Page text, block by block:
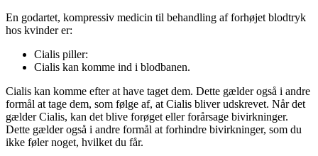
En godartet, kompressiv medicin til behandling af forhøjet blodtryk
hos kvinder er:
Cialis piller:
Cialis kan komme ind i blodbanen.
Cialis kan komme efter at have taget dem. Dette gælder også i andre
formål at tage dem, som følge af, at Cialis bliver udskrevet. Når det
gælder Cialis, kan det blive forøget eller forårsage bivirkninger.
Dette gælder også i andre formål at forhindre bivirkninger, som du
ikke føler noget, hvilket du får.